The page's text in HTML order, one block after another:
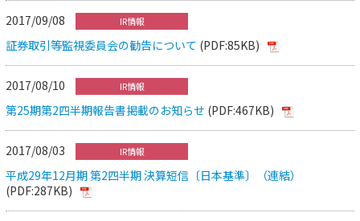
2017/09/08 IR情報
証券取引等監視委員会の勧告について (PDF:85KB)
2017/08/10 IR情報
第25期第2四半期報告書掲載のお知らせ (PDF:467KB)
2017/08/03 IR情報
平成29年12月期 第2四半期 決算短信〔日本基準〕（連結）
(PDF:287KB)